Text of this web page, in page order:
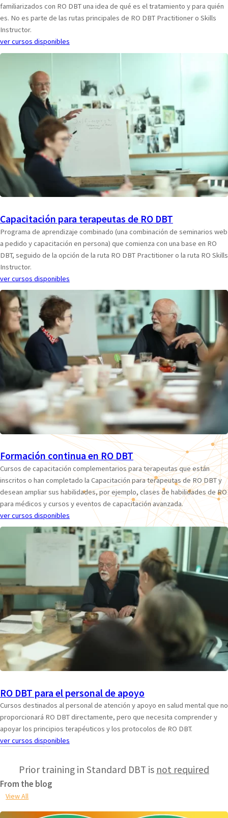
familiarizados con RO DBT una idea de qué es el tratamiento y para quién
es. No es parte de las rutas principales de RO DBT Practitioner o Skills
Instructor.
ver cursos disponibles
Capacitación para terapeutas de RO DBT
Programa de aprendizaje combinado (una combinación de seminarios web
a pedido y capacitación en persona) que comienza con una base en RO
DBT, seguido de la opción de la ruta RO DBT Practitioner o la ruta RO Skills
Instructor.
ver cursos disponibles
Formación continua en RO DBT
Cursos de capacitación complementarios para terapeutas que están
inscritos o han completado la Capacitación para terapeutas de RO DBT y
desean ampliar sus habilidades, por ejemplo, clases de habilidades de RO
para médicos y cursos y eventos de capacitación avanzada.
ver cursos disponibles
RO DBT para el personal de apoyo
Cursos destinados al personal de atención y apoyo en salud mental que no
proporcionará RO DBT directamente, pero que necesita comprender y
apoyar los principios terapéuticos y los protocolos de RO DBT.
ver cursos disponibles
Prior training in Standard DBT is not required
From the blog
View All